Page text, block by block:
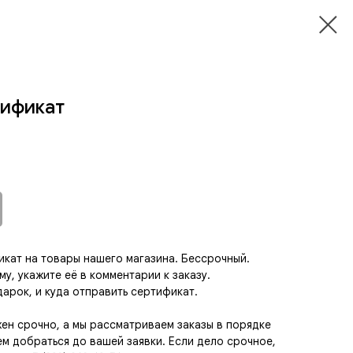
на товары нашего магазина. Бессрочный.
укажите её в комментарии к заказу.
и куда отправить сертификат.
срочно, а мы рассматриваем заказы в порядке
добраться до вашей заявки. Если дело срочное,